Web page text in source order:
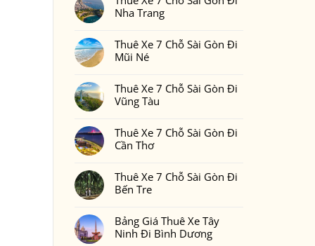
Nhiêu
Tiền
Nai
Chỗ
Sài
Bình
Phước
luận
ở
7
Chỗ
Sài
Đà
Lạt
Nha Trang
bình
luận
ở
7
Chỗ
Sài
Nha
Trang
Thuê Xe 7 Chỗ Sài Gòn Đi
Mũi Né
bình
luận
ở
7
Chỗ
Sài
Mũi
Né
Thuê Xe 7 Chỗ Sài Gòn Đi
Vũng Tàu
bình
luận
ở
7
Chỗ
Sài
Vũng
Tàu
Thuê Xe 7 Chỗ Sài Gòn Đi
Cần Thơ
bình
luận
ở
7
Chỗ
Sài
Thuê Xe 7 Chỗ Sài Gòn Đi
Bến Tre
bình
luận
ở
Bảng Giá Thuê Xe Tây
Ninh Đi Bình Dương